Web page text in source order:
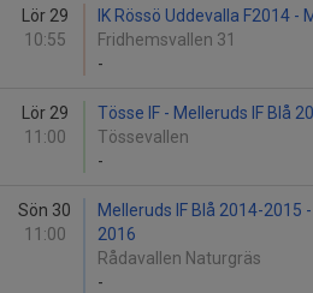
Lör 29
10:55
IK Rössö Uddevalla F2014 -
Fridhemsvallen 31
-
Lör 29
11:00
Tösse IF - Melleruds IF Blå
Tössevallen
-
Sön 30
11:00
Melleruds IF Blå 2014-2015
2016
Rådavallen Naturgräs
-